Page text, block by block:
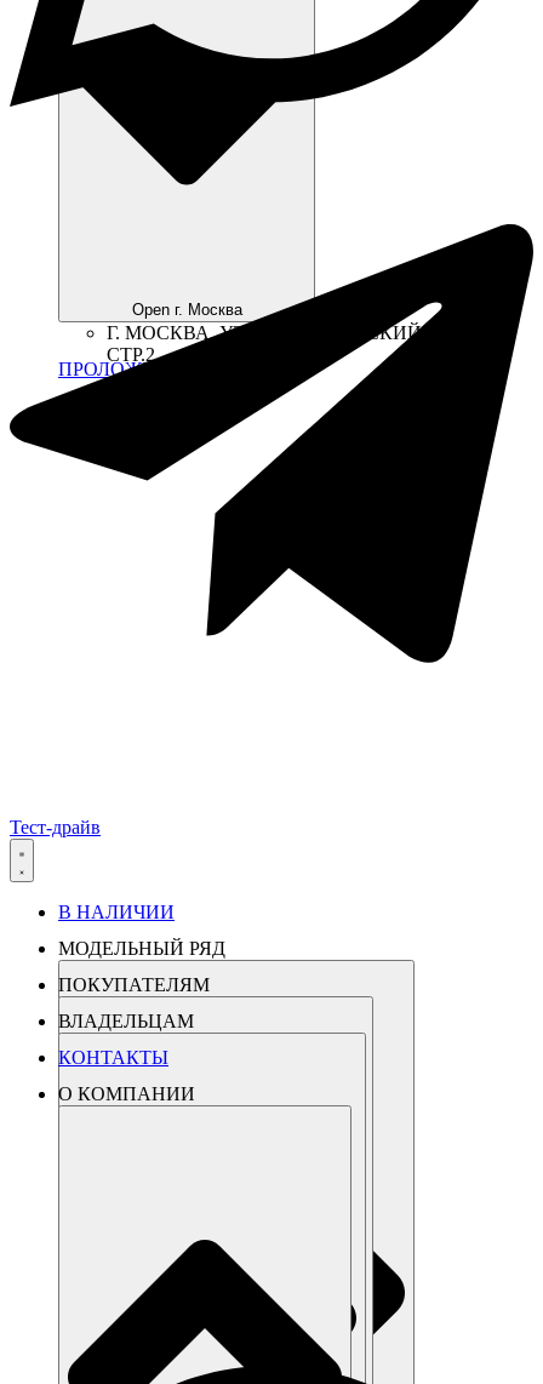
Open г. Москва
Г. МОСКВА, УЛ. ВОЛГОГРАДСКИЙ ПР-Т., 41,
СТР.2
ПРОЛОЖИТЬ МАРШРУТ
Тест-драйв
В НАЛИЧИИ
МОДЕЛЬНЫЙ РЯД
ПОКУПАТЕЛЯМ
ВЛАДЕЛЬЦАМ
КОНТАКТЫ
О КОМПАНИИ